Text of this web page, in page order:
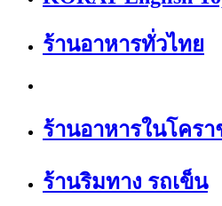
ร้านอาหารทั่วไทย
ร้านอาหารในโครา
ร้านริมทาง รถเข็น